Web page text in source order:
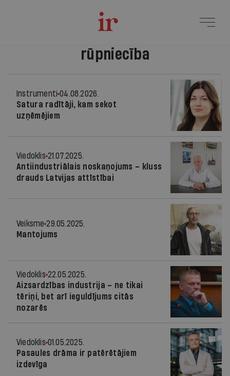
rūpniecība
Instrumenti 04.08.2026.
Satura radītāji, kam sekot
uzņēmējiem
Viedoklis 21.07.2025.
Antiindustriālais noskaņojums – kluss
drauds Latvijas attīstībai
Veiksme 29.05.2025.
Mantojums
Viedoklis 22.05.2025.
Aizsardzības industrija – ne tikai
tēriņi, bet arī ieguldījums citās
nozarēs
Viedoklis 01.05.2025.
Pasaules drāma ir patērētājiem
izdevīga